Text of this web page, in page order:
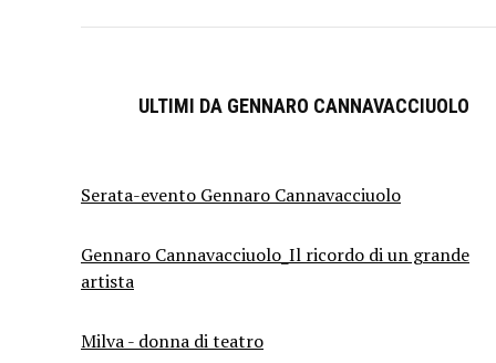
ULTIMI DA GENNARO CANNAVACCIUOLO
Serata-evento Gennaro Cannavacciuolo
Gennaro Cannavacciuolo_Il ricordo di un grande
artista
Milva - donna di teatro